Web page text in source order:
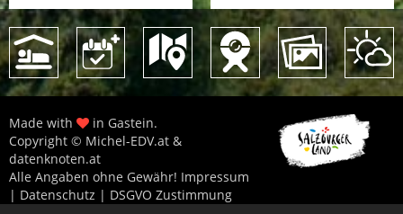
Made with
in Gastein.
Copyright © Michel-EDV.at &
datenknoten.at
Alle Angaben ohne Gewähr! Impressum
| Datenschutz | DSGVO Zustimmung